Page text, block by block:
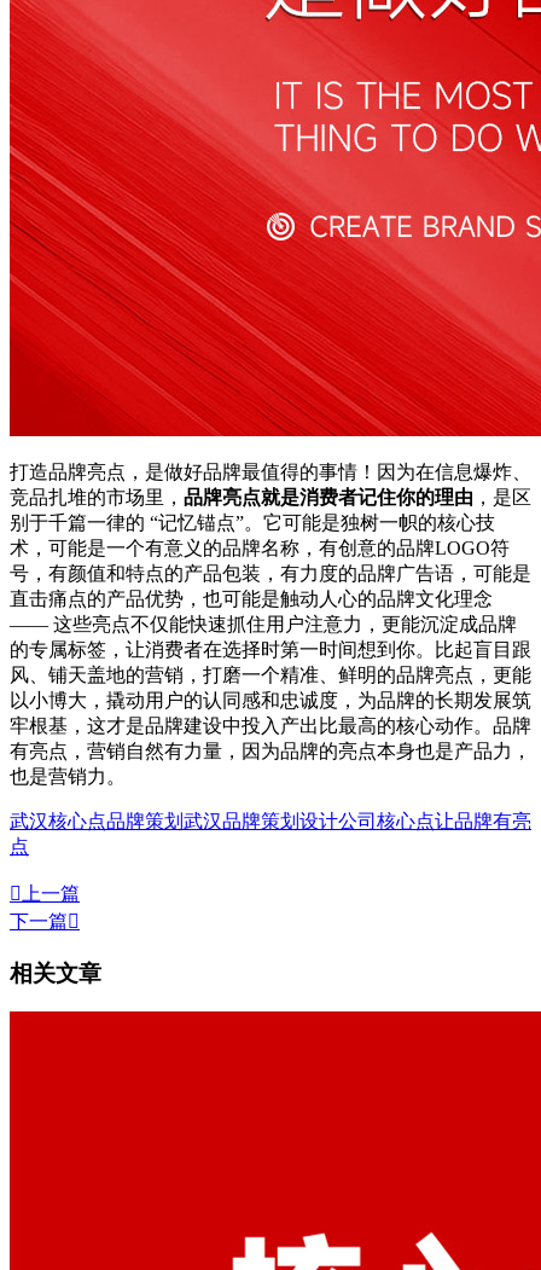
打造品牌亮点，是做好品牌最值得的事情！因为在信息爆炸、
竞品扎堆的市场里， 品牌亮点就是消费者记住你的理由 ，是区
别于千篇一律的 “记忆锚点”。它可能是独树一帜的核心技
术，可能是一个有意义的品牌名称，有创意的品牌LOGO符
号，有颜值和特点的产品包装，有力度的品牌广告语，可能是
直击痛点的产品优势，也可能是触动人心的品牌文化理念
—— 这些亮点不仅能快速抓住用户注意力，更能沉淀成品牌
的专属标签，让消费者在选择时第一时间想到你。比起盲目跟
风、铺天盖地的营销，打磨一个精准、鲜明的品牌亮点，更能
以小博大，撬动用户的认同感和忠诚度，为品牌的长期发展筑
牢根基，这才是品牌建设中投入产出比最高的核心动作。品牌
有亮点，营销自然有力量，因为品牌的亮点本身也是产品力，
也是营销力。
武汉核心点品牌策划 武汉品牌策划设计公司 核心点让品牌有亮
点
 上一篇
下一篇
相关文章